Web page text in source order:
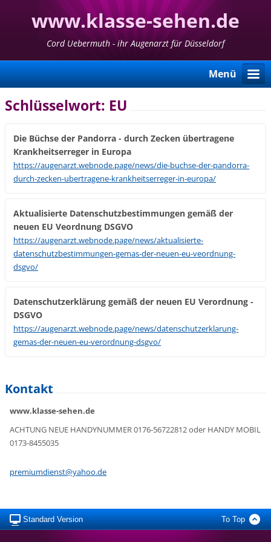
www.klasse-sehen.de
Cord Uebermuth - ihr Augenarzt für Düsseldorf
Menü
Schlüsselwort: EU
Die Büchse der Pandorra - durch Zecken übertragene
Krankheitserreger in Europa
https://augenarzt.webnode.page/news/die-buchse-der-pandorra-
durch-zecken-ubertragene-krankheitserreger-in-europa/
Aktualisierte Datenschutzbestimmungen gemäß der
neuen EU Veordnung DSGVO
https://augenarzt.webnode.page/news/aktualisierte-
datenschutzbestimmungen-gemas-der-neuen-eu-veordnung-
dsgvo/
Datenschutzerklärung gemäß der neuen EU Verordnung -
DSGVO
https://augenarzt.webnode.page/news/datenschutzerklarung-
gemas-der-neuen-eu-verordnung-dsgvo/
Kontakt
www.klasse-sehen.de
ACHTUNG NEUE HANDYNUMMER 0176-56722812 oder HANDY MOBIL
0173-8455035
premiumdienst@yahoo.de
Standard Version To Top